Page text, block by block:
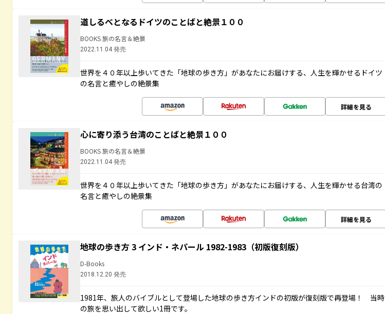
道しるべとなるドイツのことばと絶景１００
BOOKS 旅の名言＆絶景
2022.11.04 発売
世界を４０年以上歩いてきた「地球の歩き方」があなたにお届けする、人生を輝かせるドイツ
の名言と癒やしの絶景集
詳細を見る
心に寄り添う台湾のことばと絶景１００
BOOKS 旅の名言＆絶景
2022.11.04 発売
世界を４０年以上歩いてきた「地球の歩き方」があなたにお届けする、人生を輝かせる台湾の
名言と癒やしの絶景集
詳細を見る
地球の歩き方 3 インド・ネパール 1982-1983（初版復刻版）
D-Books
2018.12.20 発売
1981年、旅人のバイブルとして登場した地球の歩き方インドの初版が復刻版で再登場！ 当時
の旅を思い出して欲しい1冊です。